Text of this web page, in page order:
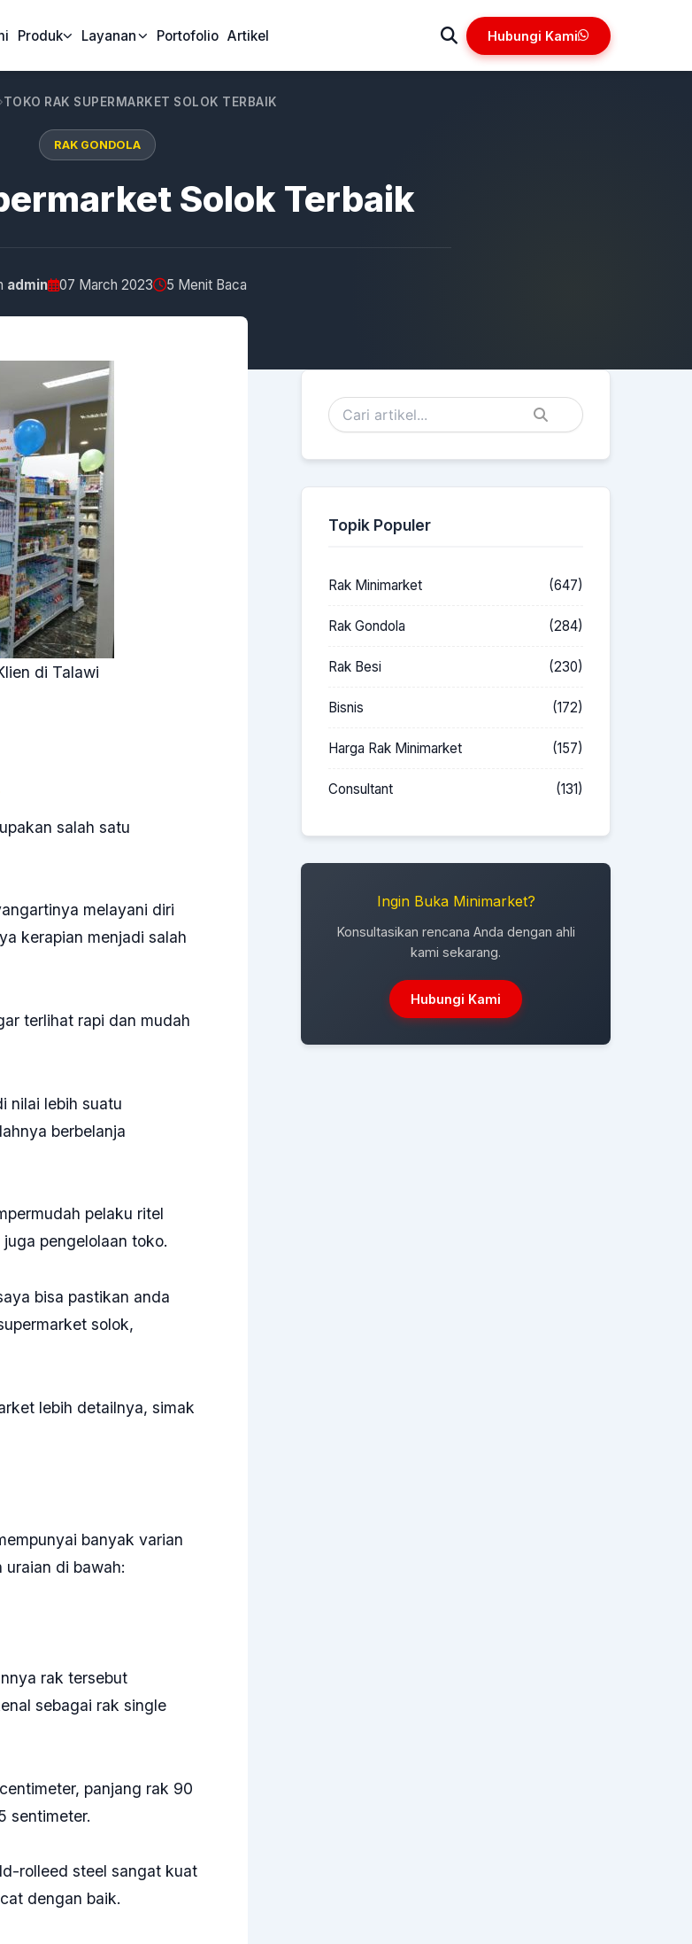
Produk Layanan Portofolio Artikel Hubungi Kami
TOKO RAK SUPERMARKET SOLOK TERBAIK
RAK GONDOLA
Solok Terbaik
admin 07 March 2023 5 Menit Baca
di Talawi
salah satu
melayani diri
kerapian menjadi salah
terlihat rapi dan mudah
nilai lebih suatu
berbelanja
pelaku ritel
pengelolaan toko.
bisa pastikan anda
solok,
lebih detailnya, simak
banyak varian
di bawah:
rak tersebut
sebagai rak single
panjang rak 90
sentimeter.
rolleed steel sangat kuat
dengan baik.
Topik Populer
Rak Minimarket (647)
Rak Gondola (284)
Rak Besi (230)
Bisnis (172)
Harga Rak Minimarket (157)
Consultant (131)
Ingin Buka Minimarket?
Konsultasikan rencana Anda dengan ahli
kami sekarang.
Hubungi Kami